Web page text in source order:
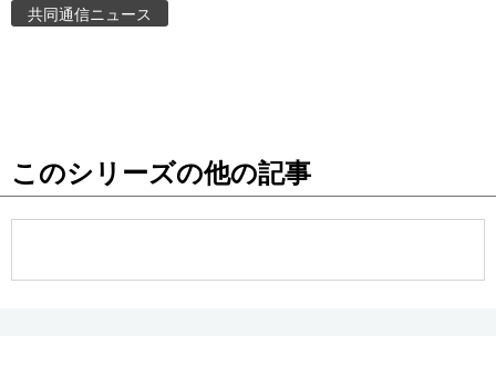
Images
共同通信ニュース
このシリーズの他の記事